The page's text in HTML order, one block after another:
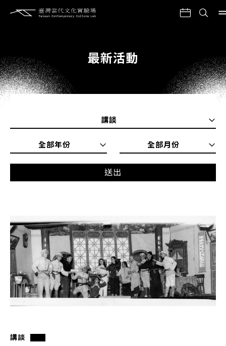
最新活動
講談
全部年份 全部月份
送出
講談